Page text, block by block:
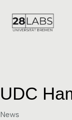
UDC
Category
News